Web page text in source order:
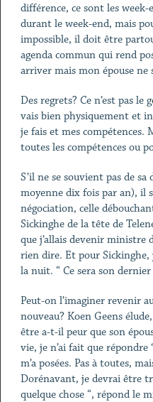
différence, ce sont les
durant le week-end, mais
impossible, il doit être
agenda commun qui rend
arriver mais mon épouse ne
Des regrets? Ce n’est pas le
vais bien physiquement et
je fais et mes compétences.
toutes les compétences ou
S’il ne se souvient pas de
moyenne dix fois par an), il
négociation, celle
Sickinghe de la tête de
que j’allais devenir ministre
rien dire. Et pour Sickinghe,
la nuit. “ Ce sera son dernier
Peut-on l’imaginer revenir
nouveau? Koen Geens
être a-t-il peur que son
vie, je n’ai fait que répondre
m’a posées. Pas à toutes,
Dorénavant, je devrai être
quelque chose “, répond le